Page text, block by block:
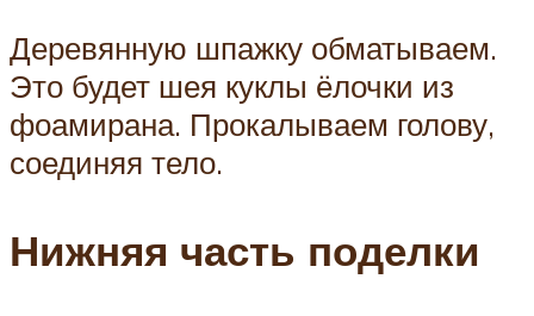
Деревянную шпажку обматываем.
Это будет шея куклы ёлочки из
фоамирана. Прокалываем голову,
соединяя тело.
Нижняя часть поделки